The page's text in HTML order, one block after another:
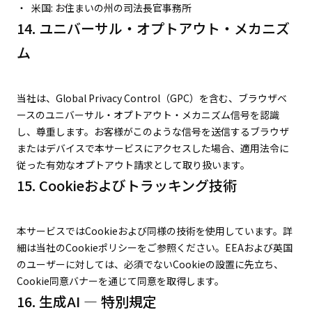
米国: お住まいの州の司法長官事務所
14. ユニバーサル・オプトアウト・メカニズ
ム
当社は、Global Privacy Control（GPC）を含む、ブラウザベ
ースのユニバーサル・オプトアウト・メカニズム信号を認識
し、尊重します。お客様がこのような信号を送信するブラウザ
またはデバイスで本サービスにアクセスした場合、適用法令に
従った有効なオプトアウト請求として取り扱います。
15. Cookieおよびトラッキング技術
本サービスではCookieおよび同様の技術を使用しています。詳
細は当社のCookieポリシーをご参照ください。EEAおよび英国
のユーザーに対しては、必須でないCookieの設置に先立ち、
Cookie同意バナーを通じて同意を取得します。
16. 生成AI — 特別規定